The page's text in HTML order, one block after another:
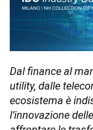
Dal finance al
utility, dalle
ecosistema è
l’innovazione